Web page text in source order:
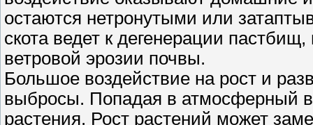
остаются нетронутыми или
скота ведет к дегенерации
ветровой эрозии почвы.
Большое воздействие на рост и
выбросы. Попадая в атмосферный
растения. Рост растений может